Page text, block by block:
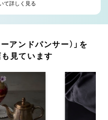
て詳しく見る
アンドパンサー）」を
も見ています